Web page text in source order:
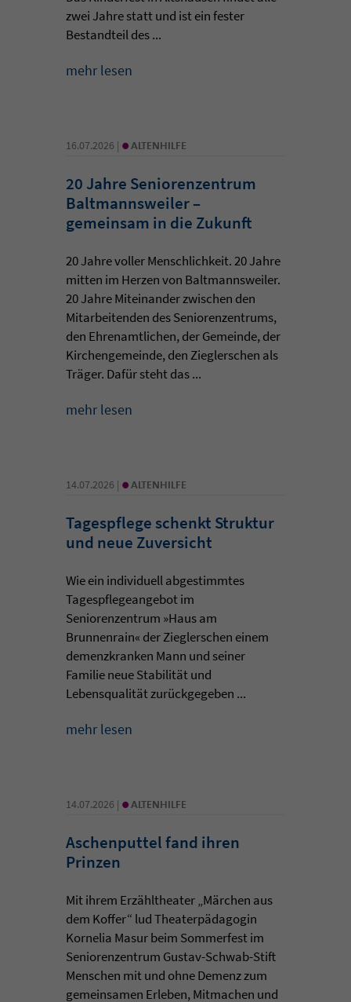
zwei Jahre statt und ist ein fester
Bestandteil des ...
mehr lesen
16.07.2026 | • ALTENHILFE
20 Jahre Seniorenzentrum
Baltmannsweiler –
gemeinsam in die Zukunft
20 Jahre voller Menschlichkeit. 20 Jahre
mitten im Herzen von Baltmannsweiler.
20 Jahre Miteinander zwischen den
Mitarbeitenden des Seniorenzentrums,
den Ehrenamtlichen, der Gemeinde, der
Kirchengemeinde, den Zieglerschen als
Träger. Dafür steht das ...
mehr lesen
14.07.2026 | • ALTENHILFE
Tagespflege schenkt Struktur
und neue Zuversicht
Wie ein individuell abgestimmtes
Tagespflegeangebot im
Seniorenzentrum »Haus am
Brunnenrain« der Zieglerschen einem
demenzkranken Mann und seiner
Familie neue Stabilität und
Lebensqualität zurückgegeben ...
mehr lesen
14.07.2026 | • ALTENHILFE
Aschenputtel fand ihren
Prinzen
Mit ihrem Erzähltheater „Märchen aus
dem Koffer“ lud Theaterpädagogin
Kornelia Masur beim Sommerfest im
Seniorenzentrum Gustav-Schwab-Stift
Menschen mit und ohne Demenz zum
gemeinsamen Erleben, Mitmachen und